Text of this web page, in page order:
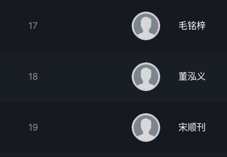
17 毛铭梓
18 董泓义
19 宋顺刊